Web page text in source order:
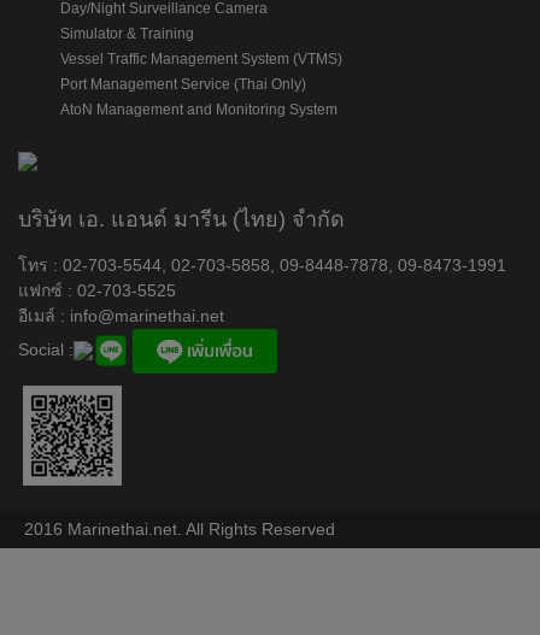
Day/Night Surveillance Camera
Simulator & Training
Vessel Traffic Management System (VTMS)
Port Management Service (Thai Only)
AtoN Management and Monitoring System
บริษัท เอ. แอนด์ มารีน (ไทย) จำกัด
โทร : 02-703-5544, 02-703-5858, 09-8448-7878, 09-8473-1991
แฟกซ์ : 02-703-5525
อีเมล์ : info@marinethai.net
Social :
2016 Marinethai.net. All Rights Reserved